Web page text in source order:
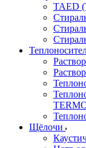
TAED
Щёлочи